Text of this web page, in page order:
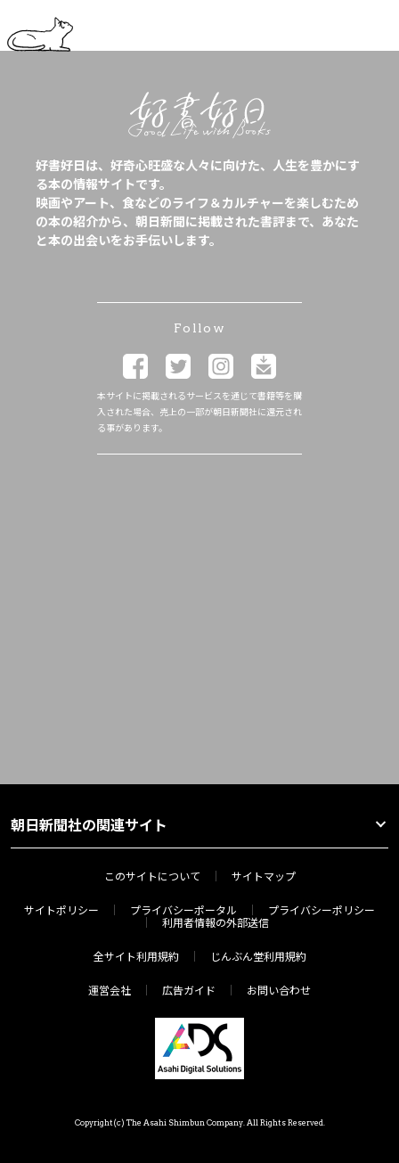
好書好日は、好奇心旺盛な人々に向けた、人生を豊かにす
る本の情報サイトです。
映画やアート、食などのライフ＆カルチャーを楽しむため
の本の紹介から、朝日新聞に掲載された書評まで、あなた
と本の出会いをお手伝いします。
Follow
本サイトに掲載されるサービスを通じて書籍等を購
入された場合、売上の一部が朝日新聞社に還元され
る事があります。
朝日新聞社の関連サイト
このサイトについて サイトマップ
サイトポリシー プライバシーポータル
プライバシーポリシー
利用者情報の外部送信
全サイト利用規約 じんぶん堂利用規約
運営会社 広告ガイド お問い合わせ
Copyright(c) The Asahi Shimbun Company. All Rights Reserved.